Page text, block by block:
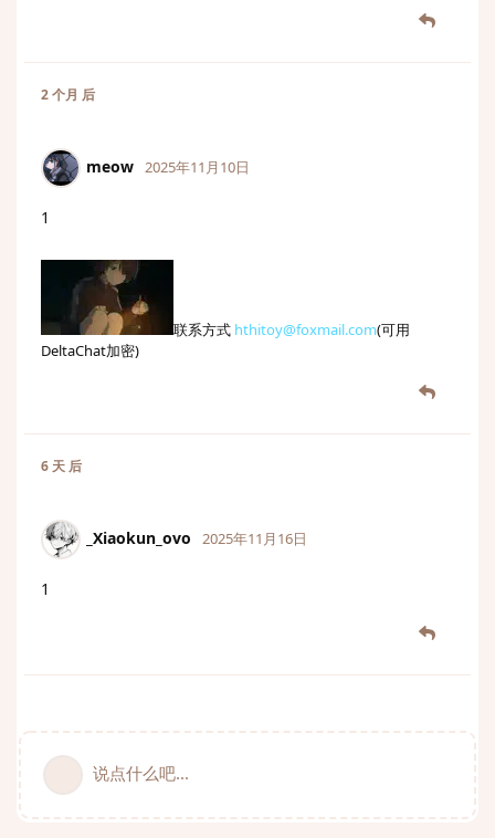
2 个月 后
meow 2025年11月10日
1
联系方式 hthitoy@foxmail.com(可用
DeltaChat加密)
6 天 后
_Xiaokun_ovo 2025年11月16日
1
说点什么吧...